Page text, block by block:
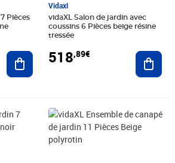
Pièces
Ajouter au panier
Vidaxl
vidaXL Salon de jardin avec
coussins 6 Pièces beige résine
tressée
518,89€
Prix 533,89€